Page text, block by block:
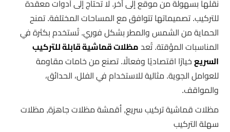
نقلها بسهولة من موقع إلى آخر. لا تحتاج إلى أدوات معقدة
للتركيب. تصميماتها تتوافق مع المساحات المختلفة. تمنح
الحماية من الشمس والمطر بشكل فوري. تُستخدم بكثرة في
المناسبات المؤقتة. تُعدمظلات قماشية قابلة للتركيب
السريعخيارًا اقتصاديًا وفعالًا. تصنع من خامات مقاومة
للعوامل الجوية. مثالية للاستخدام في الفلل، الحدائق،
والمواقف.
مظلات قماشية تركيب سريع, أقمشة مظلات جاهزة, مظلات
سهلة التركيب